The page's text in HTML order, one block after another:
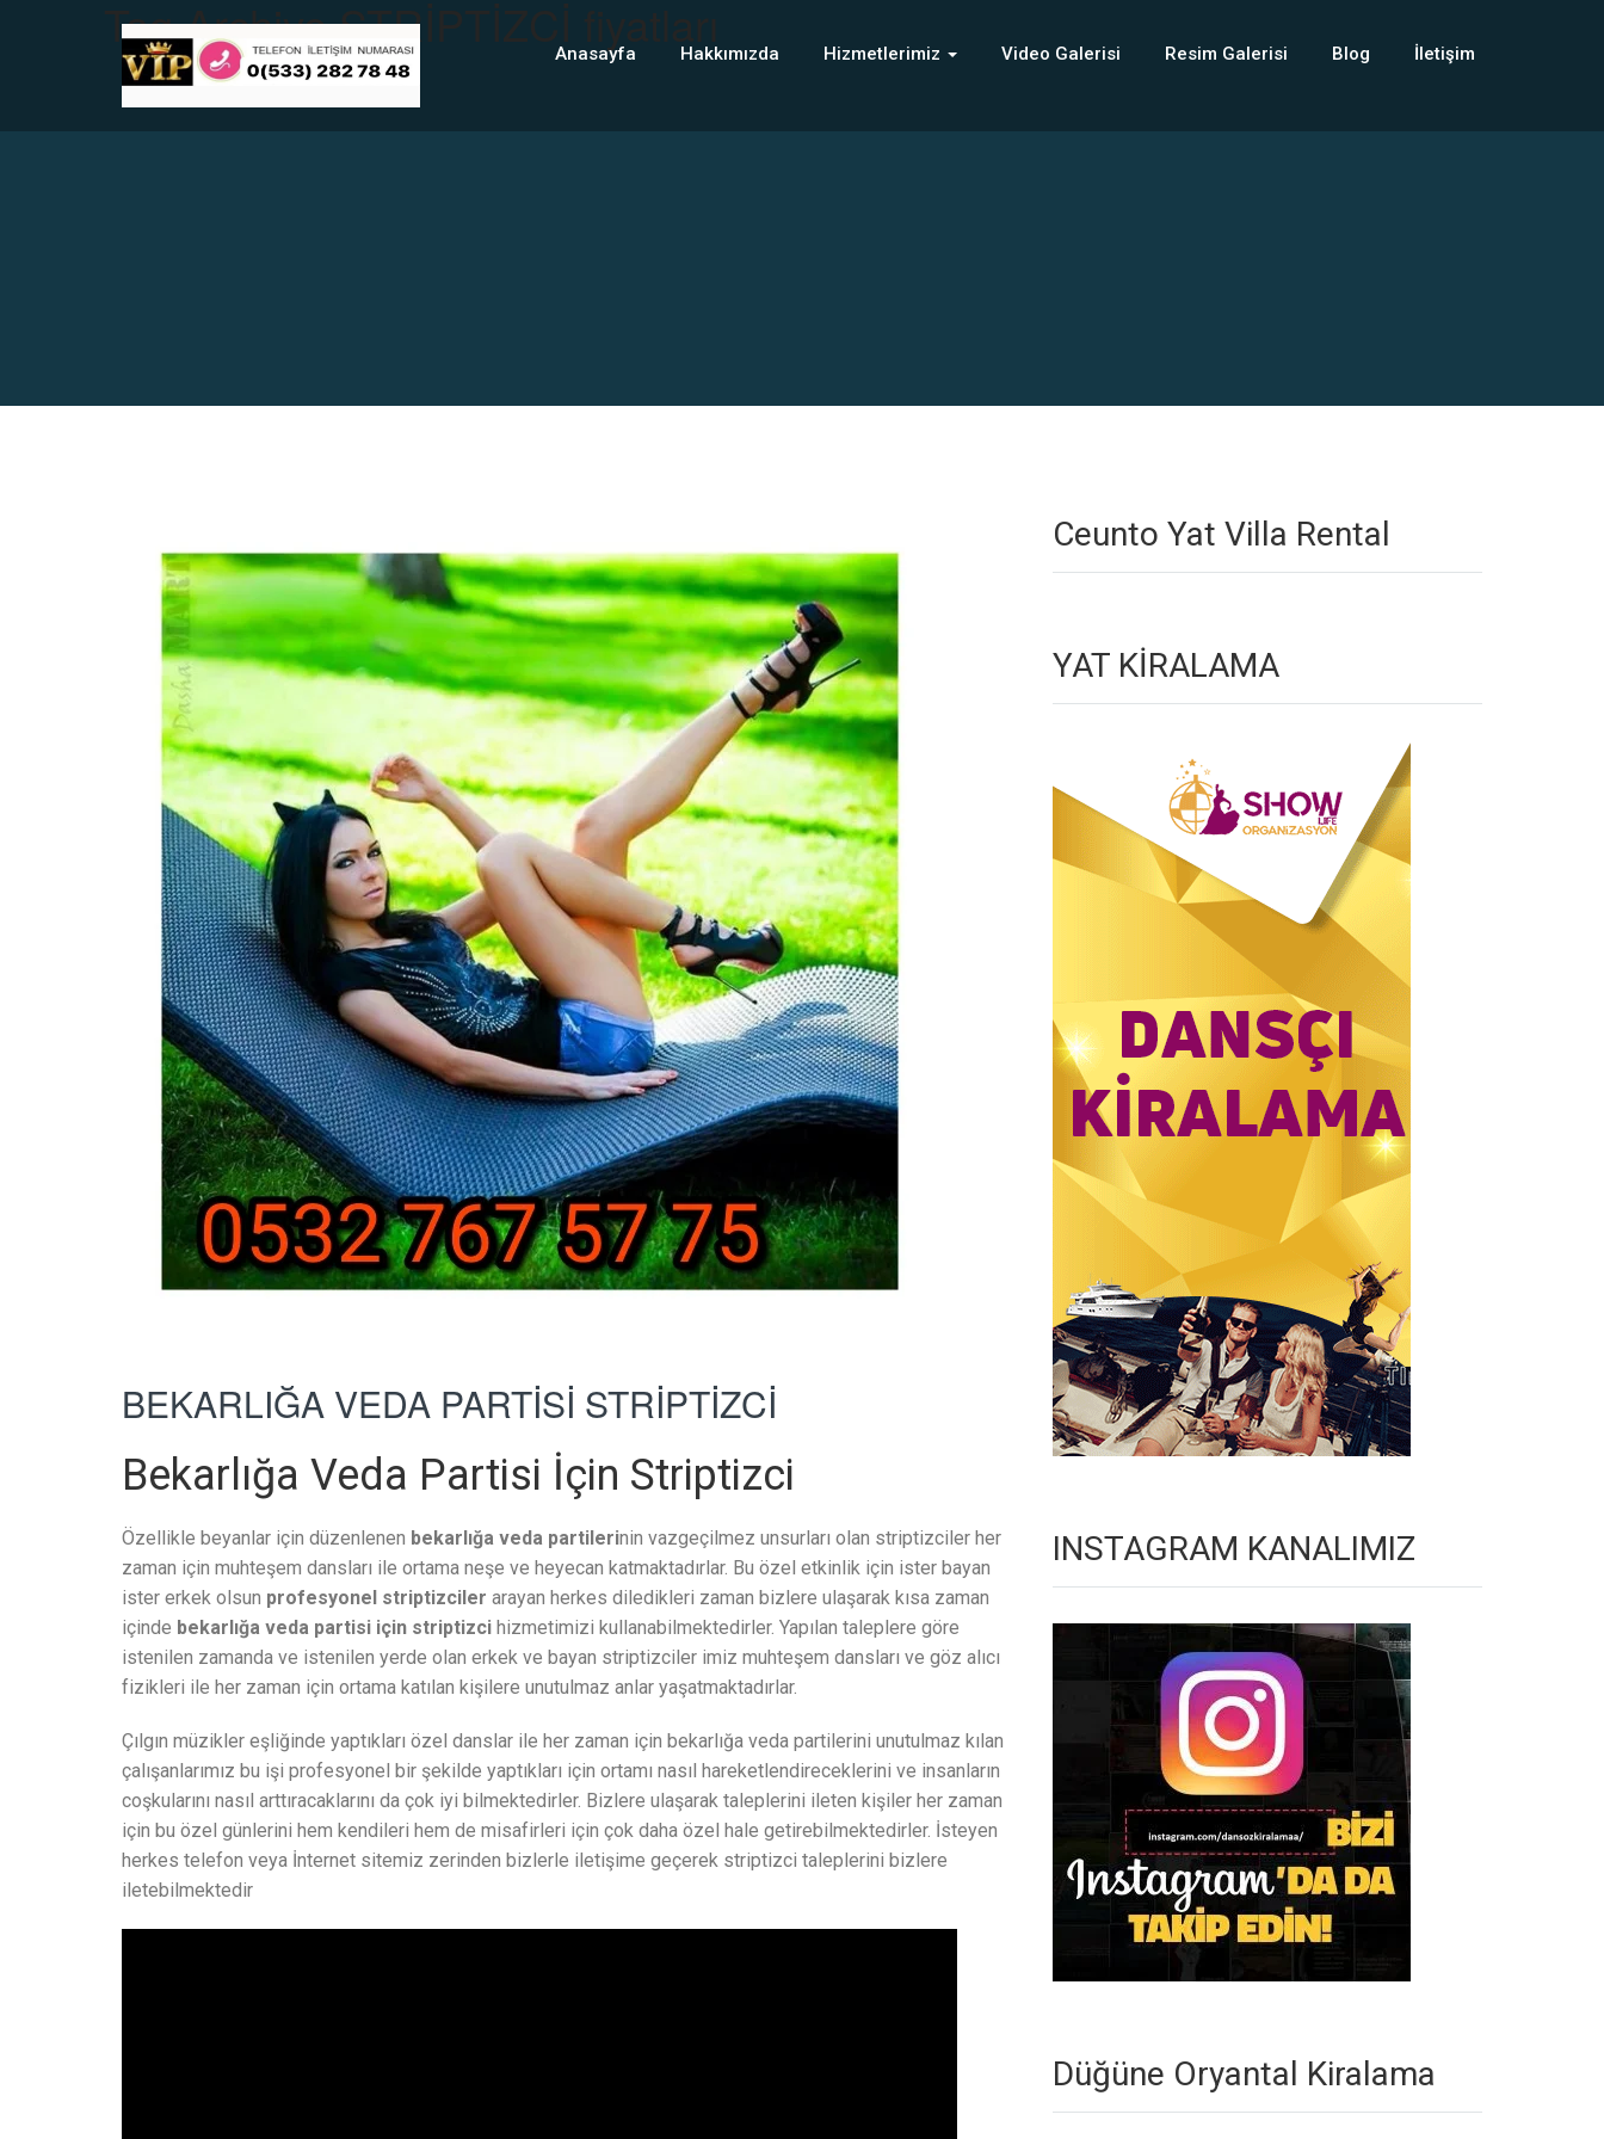
Anasayfa Hakkımızda Hizmetlerimiz Video Galerisi Resim Galerisi Blog İletişim
Tag ArchiveSTRİPTİZCİ fiyatları
BEKARLIĞA VEDA PARTİSİ STRİPTİZCİ
Bekarlığa Veda Partisi İçin Striptizci
Özellikle beyanlar için düzenlenen bekarlığa veda partilerinin vazgeçilmez unsurları olan striptizciler her
zaman için muhteşem dansları ile ortama neşe ve heyecan katmaktadırlar. Bu özel etkinlik için ister bayan
ister erkek olsun profesyonel striptizciler arayan herkes diledikleri zaman bizlere ulaşarak kısa zaman
içinde bekarlığa veda partisi için striptizci hizmetimizi kullanabilmektedirler. Yapılan taleplere göre
istenilen zamanda ve istenilen yerde olan erkek ve bayan striptizciler imiz muhteşem dansları ve göz alıcı
fizikleri ile her zaman için ortama katılan kişilere unutulmaz anlar yaşatmaktadırlar.
Çılgın müzikler eşliğinde yaptıkları özel danslar ile her zaman için bekarlığa veda partilerini unutulmaz kılan
çalışanlarımız bu işi profesyonel bir şekilde yaptıkları için ortamı nasıl hareketlendireceklerini ve insanların
coşkularını nasıl arttıracaklarını da çok iyi bilmektedirler. Bizlere ulaşarak taleplerini ileten kişiler her zaman
için bu özel günlerini hem kendileri hem de misafirleri için çok daha özel hale getirebilmektedirler. İsteyen
herkes telefon veya İnternet sitemiz zerinden bizlerle iletişime geçerek striptizci taleplerini bizlere
iletebilmektedir
Ceunto Yat Villa Rental
YAT KİRALAMA
INSTAGRAM KANALIMIZ
Düğüne Oryantal Kiralama